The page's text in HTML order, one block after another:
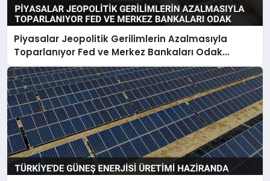
Piyasalar Jeopolitik Gerilimlerin Azalmasıyla
Toparlanıyor Fed ve Merkez Bankaları Odak
Noktası